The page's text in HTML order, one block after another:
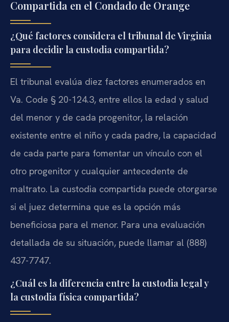
Compartida en el Condado de Orange
¿Qué factores considera el tribunal de Virginia
para decidir la custodia compartida?
El tribunal evalúa diez factores enumerados en
Va. Code § 20-124.3, entre ellos la edad y salud
del menor y de cada progenitor, la relación
existente entre el niño y cada padre, la capacidad
de cada parte para fomentar un vínculo con el
otro progenitor y cualquier antecedente de
maltrato. La custodia compartida puede otorgarse
si el juez determina que es la opción más
beneficiosa para el menor. Para una evaluación
detallada de su situación, puede llamar al (888)
437-7747.
¿Cuál es la diferencia entre la custodia legal y
la custodia física compartida?